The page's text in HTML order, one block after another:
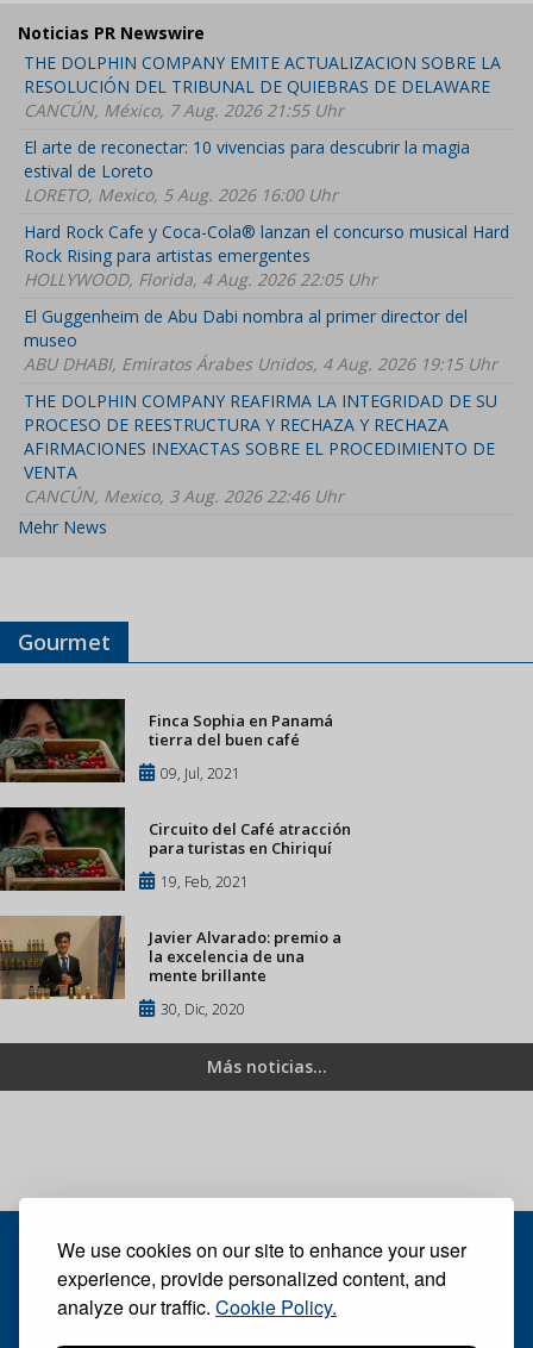
We use cookies on our site to enhance your user
experience, provide personalized content, and
analyze our traffic. Cookie Policy.
Noticias PR Newswire
THE DOLPHIN COMPANY EMITE ACTUALIZACION SOBRE LA
RESOLUCIÓN DEL TRIBUNAL DE QUIEBRAS DE DELAWARE
CANCÚN, México, 7 Aug. 2026 21:55 Uhr
El arte de reconectar: 10 vivencias para descubrir la magia
estival de Loreto
LORETO, Mexico, 5 Aug. 2026 16:00 Uhr
Hard Rock Cafe y Coca-Cola® lanzan el concurso musical Hard
Rock Rising para artistas emergentes
HOLLYWOOD, Florida, 4 Aug. 2026 22:05 Uhr
El Guggenheim de Abu Dabi nombra al primer director del
museo
ABU DHABI, Emiratos Árabes Unidos, 4 Aug. 2026 19:15 Uhr
THE DOLPHIN COMPANY REAFIRMA LA INTEGRIDAD DE SU
PROCESO DE REESTRUCTURA Y RECHAZA Y RECHAZA
AFIRMACIONES INEXACTAS SOBRE EL PROCEDIMIENTO DE
VENTA
CANCÚN, Mexico, 3 Aug. 2026 22:46 Uhr
Mehr News
Gourmet
Finca Sophia en Panamá
tierra del buen café
09, Jul, 2021
Circuito del Café atracción
para turistas en Chiriquí
19, Feb, 2021
Javier Alvarado: premio a
la excelencia de una
mente brillante
30, Dic, 2020
Más noticias...
Recibe nuestro periódico digital semanal gratuito